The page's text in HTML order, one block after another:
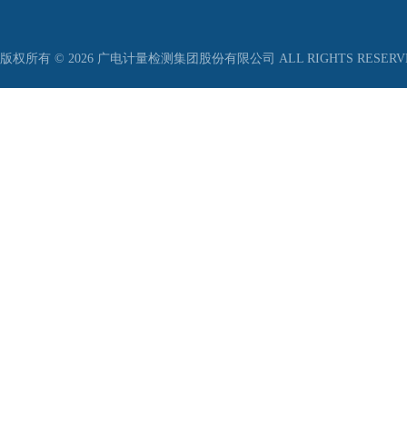
版权所有 © 2026 广电计量检测集团股份有限公司 ALL RIGHTS